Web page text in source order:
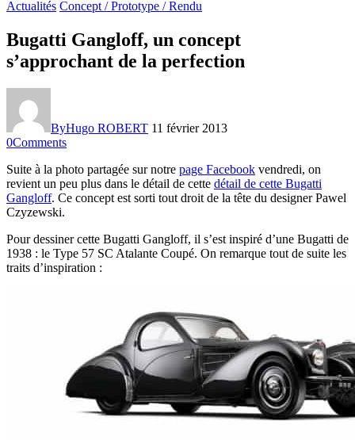
Actualités Concept / Prototype / Rendu
Bugatti Gangloff, un concept
s’approchant de la perfection
ByHugo ROBERT 11 février 2013
0Comments
Suite à la photo partagée sur notre page Facebook vendredi, on
revient un peu plus dans le détail de cette détail de cette Bugatti
Gangloff. Ce concept est sorti tout droit de la tête du designer Pawel
Czyzewski.
Pour dessiner cette Bugatti Gangloff, il s’est inspiré d’une Bugatti de
1938 : le Type 57 SC Atalante Coupé. On remarque tout de suite les
traits d’inspiration :